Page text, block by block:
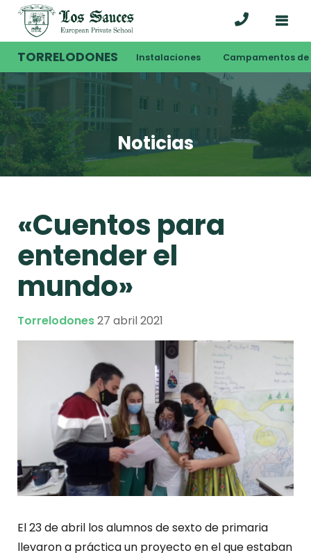
TORRELODONES Instalaciones Campamentos de
Noticias
«Cuentos para
entender el
mundo»
Torrelodones27 abril 2021
El 23 de abril los alumnos de sexto de primaria
llevaron a práctica un proyecto en el que estaban